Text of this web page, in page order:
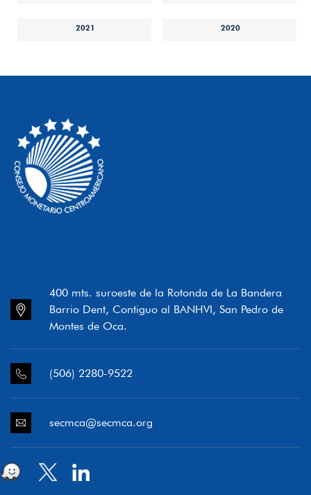
2021 2020
400 mts. suroeste de la Rotonda de La Bandera
Barrio Dent, Contiguo al BANHVI, San Pedro de
Montes de Oca.
(506) 2280-9522
secmca@secmca.org